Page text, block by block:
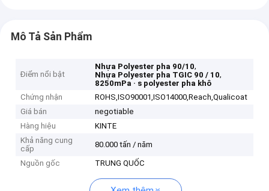
Mô Tả Sản Phẩm
Điểm nổi bật
Nhựa Polyester pha 90/10,
Nhựa Polyester pha TGIC 90 / 10,
8250mPa · s polyester pha khô
Chứng nhận
ROHS,ISO90001,ISO14000,Reach,Qualicoat
Giá bán
negotiable
Hàng hiệu
KINTE
Khả năng cung
cấp
80.000 tấn / năm
Nguồn gốc TRUNG QUỐC